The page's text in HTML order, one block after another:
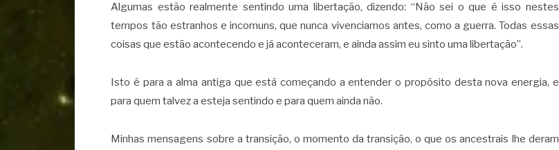
Algumas estão realmente sentindo uma libertação, dizendo: “Não sei o que é isso nestes
tempos tão estranhos e incomuns, que nunca vivenciamos antes, como a guerra. Todas essas
coisas que estão acontecendo e já aconteceram, e ainda assim eu sinto uma libertação”.
Isto é para a alma antiga que está começando a entender o propósito desta nova energia, e
para quem talvez a esteja sentindo e para quem ainda não.
Minhas mensagens sobre a transição, o momento da transição, o que os ancestrais lhe deram